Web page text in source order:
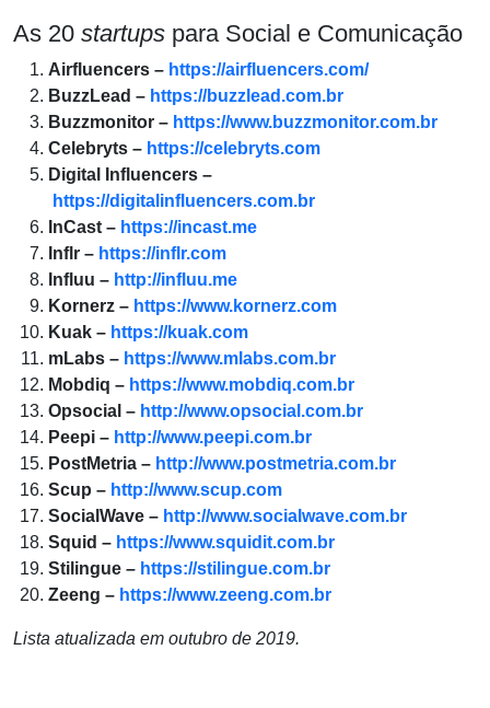
As 20 startups para Social e Comunicação
Airfluencers – https://airfluencers.com/
BuzzLead – https://buzzlead.com.br
Buzzmonitor – https://www.buzzmonitor.com.br
Celebryts – https://celebryts.com
Digital Influencers –
https://digitalinfluencers.com.br
InCast – https://incast.me
Inflr – https://inflr.com
Influu – http://influu.me
Kornerz – https://www.kornerz.com
Kuak – https://kuak.com
mLabs – https://www.mlabs.com.br
Mobdiq – https://www.mobdiq.com.br
Opsocial – http://www.opsocial.com.br
Peepi – http://www.peepi.com.br
PostMetria – http://www.postmetria.com.br
Scup – http://www.scup.com
SocialWave – http://www.socialwave.com.br
Squid – https://www.squidit.com.br
Stilingue – https://stilingue.com.br
Zeeng – https://www.zeeng.com.br
Lista atualizada em outubro de 2019.